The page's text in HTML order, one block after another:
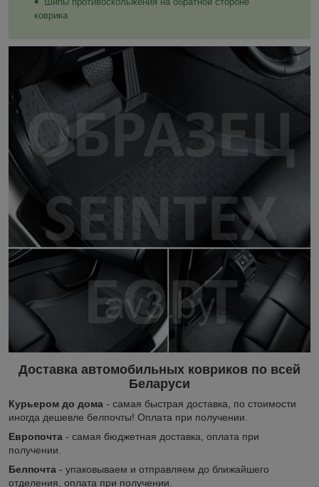
коврика
Доставка автомобильных ковриков по всей
Беларуси
Курьером до дома - самая быстрая доставка, по стоимости
иногда дешевле белпочты! Оплата при получении.
Европочта - самая бюджетная доставка, оплата при
получении.
Белпочта - упаковываем и отправляем до ближайшего
отделения, оплата при получении.